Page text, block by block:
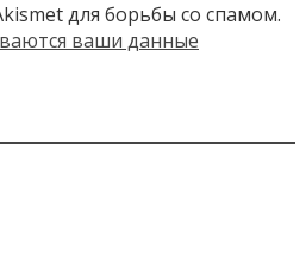
для борьбы со спамом.
ваши данные